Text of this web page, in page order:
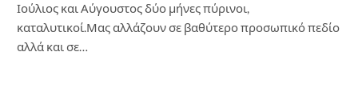
Ιούλιος και Αύγουστος δύο μήνες πύρινοι,
καταλυτικοί.Μας αλλάζουν σε βαθύτερο προσωπικό πεδίο
αλλά και σε…